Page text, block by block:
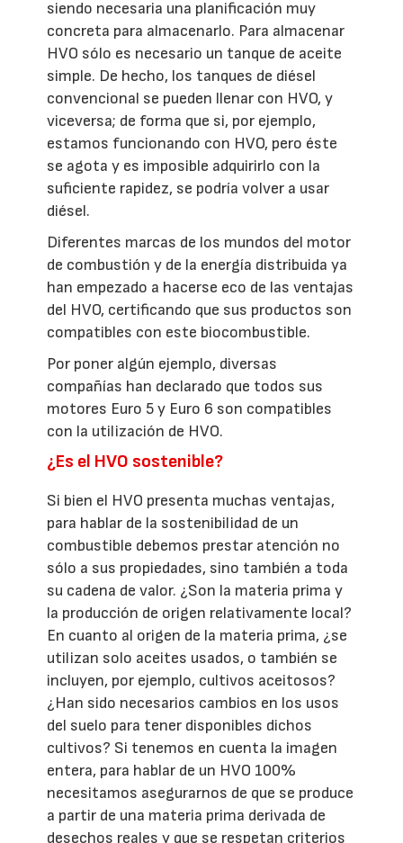
siendo necesaria una planificación muy
concreta para almacenarlo. Para almacenar
HVO sólo es necesario un tanque de aceite
simple. De hecho, los tanques de diésel
convencional se pueden llenar con HVO, y
viceversa; de forma que si, por ejemplo,
estamos funcionando con HVO, pero éste
se agota y es imposible adquirirlo con la
suficiente rapidez, se podría volver a usar
diésel.
Diferentes marcas de los mundos del motor
de combustión y de la energía distribuida ya
han empezado a hacerse eco de las ventajas
del HVO, certificando que sus productos son
compatibles con este biocombustible.
Por poner algún ejemplo, diversas
compañías han declarado que todos sus
motores Euro 5 y Euro 6 son compatibles
con la utilización de HVO.
¿Es el HVO sostenible?
Si bien el HVO presenta muchas ventajas,
para hablar de la sostenibilidad de un
combustible debemos prestar atención no
sólo a sus propiedades, sino también a toda
su cadena de valor. ¿Son la materia prima y
la producción de origen relativamente local?
En cuanto al origen de la materia prima, ¿se
utilizan solo aceites usados, o también se
incluyen, por ejemplo, cultivos aceitosos?
¿Han sido necesarios cambios en los usos
del suelo para tener disponibles dichos
cultivos? Si tenemos en cuenta la imagen
entera, para hablar de un HVO 100%
necesitamos asegurarnos de que se produce
a partir de una materia prima derivada de
desechos reales y que se respetan criterios